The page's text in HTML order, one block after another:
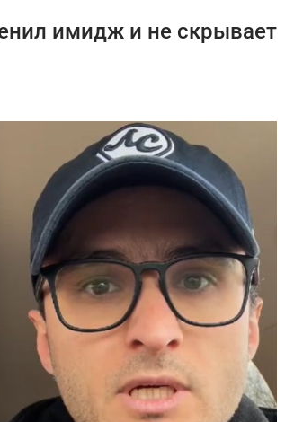
имидж и не скрывает